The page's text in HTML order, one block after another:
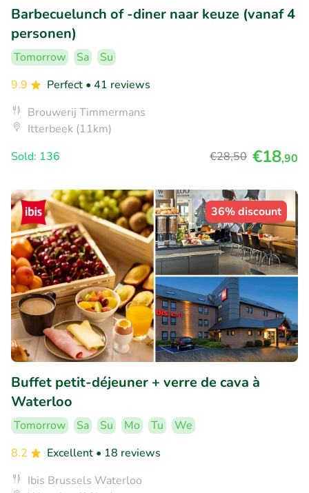
Barbecuelunch of -diner naar keuze (vanaf 4
personen)
Tomorrow Sa
Su
9.9
Perfect • 41 reviews
Brouwerij Timmermans
Itterbeek (11km)
Sold: 136
€28,50 €18,90
36% discount
Buffet petit-déjeuner + verre de cava à
Waterloo
Tomorrow Sa Su Mo Tu
We
8.2
Excellent • 18 reviews
Ibis Brussels Waterloo